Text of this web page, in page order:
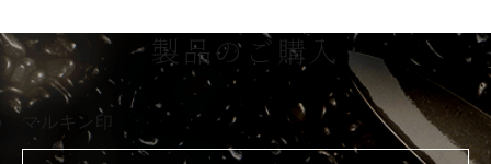
製品のご購入
マルキン印